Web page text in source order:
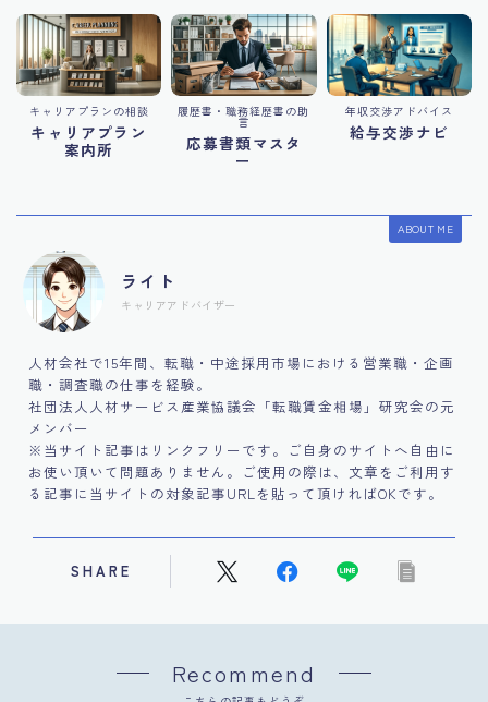
キャリアプランの相談
キャリアプラン
案内所
履歴書・職務経歴書の助
言
応募書類マスタ
ー
年収交渉アドバイス
給与交渉ナビ
ABOUT ME
ライト
キャリアアドバイザー
人材会社で15年間、転職・中途採用市場における営業職・企画
職・調査職の仕事を経験。
社団法人人材サービス産業協議会「転職賃金相場」研究会の元
メンバー
※当サイト記事はリンクフリーです。ご自身のサイトへ自由に
お使い頂いて問題ありません。ご使用の際は、文章をご利用す
る記事に当サイトの対象記事URLを貼って頂ければOKです。
SHARE
Recommend